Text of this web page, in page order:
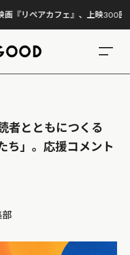
フェ』、上映300回の先で見え
者とともにつくる
ち」。応援コメント
部